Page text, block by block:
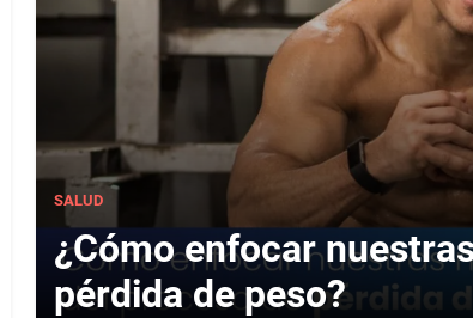
SALUD
¿Cómo enfocar
pérdida de peso?